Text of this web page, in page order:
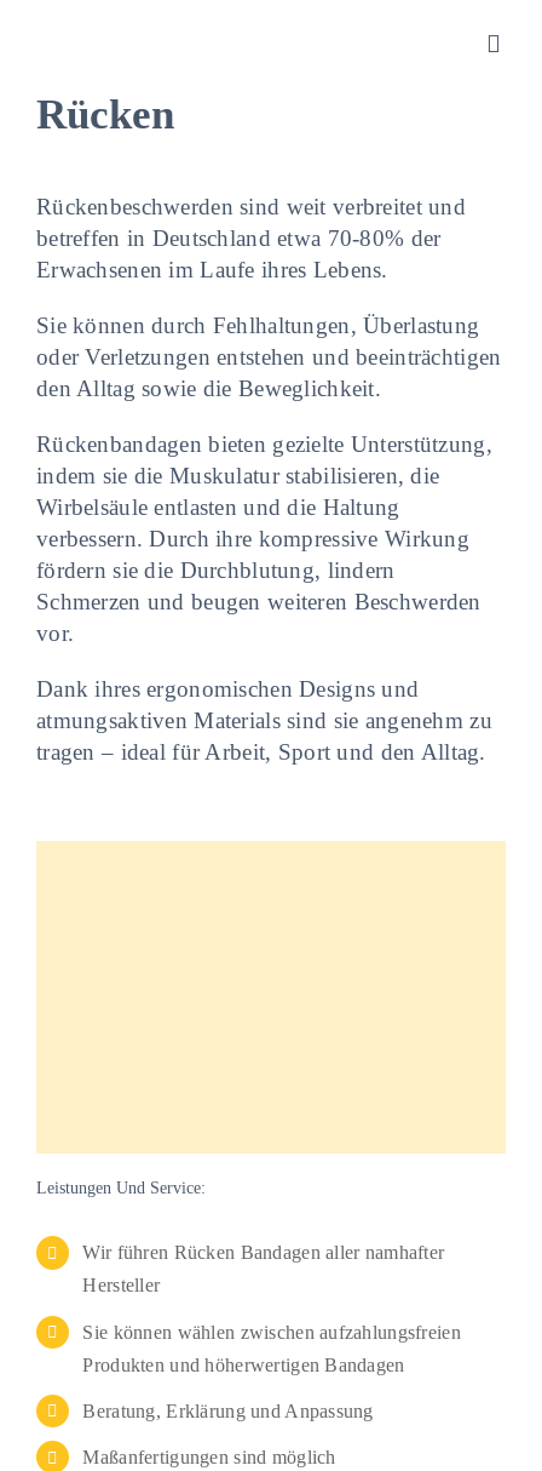
Homecare
Über uns
Rücken
Rückenbeschwerden sind weit verbreitet und
betreffen in Deutschland etwa 70-80% der
Erwachsenen im Laufe ihres Lebens.
Sie können durch Fehlhaltungen, Überlastung
oder Verletzungen entstehen und beeinträchtigen
den Alltag sowie die Beweglichkeit.
Rückenbandagen bieten gezielte Unterstützung,
indem sie die Muskulatur stabilisieren, die
Wirbelsäule entlasten und die Haltung
verbessern. Durch ihre kompressive Wirkung
fördern sie die Durchblutung, lindern
Schmerzen und beugen weiteren Beschwerden
vor.
Dank ihres ergonomischen Designs und
atmungsaktiven Materials sind sie angenehm zu
tragen – ideal für Arbeit, Sport und den Alltag.
Leistungen Und Service:
Wir führen Rücken Bandagen aller namhafter
Hersteller
Sie können wählen zwischen aufzahlungsfreien
Produkten und höherwertigen Bandagen
Beratung, Erklärung und Anpassung
Maßanfertigungen sind möglich